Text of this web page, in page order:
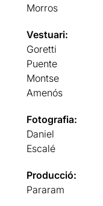
Morros
Vestuari:
Goretti
Puente
Montse
Amenós
Fotografia:
Daniel
Escalé
Producció:
Pararam